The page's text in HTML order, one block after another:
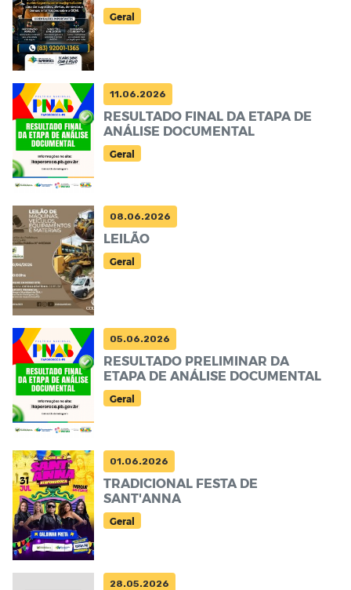
Geral
11.06.2026
RESULTADO FINAL DA ETAPA DE
ANÁLISE DOCUMENTAL
Geral
08.06.2026
LEILÃO
Geral
05.06.2026
RESULTADO PRELIMINAR DA
ETAPA DE ANÁLISE DOCUMENTAL
Geral
01.06.2026
TRADICIONAL FESTA DE
SANT'ANNA
Geral
28.05.2026